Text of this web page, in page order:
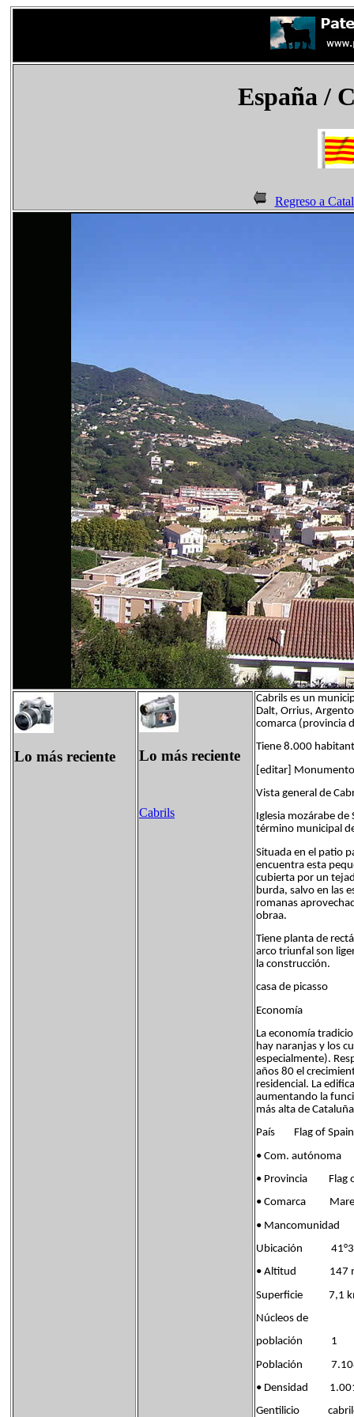
España/
Regreso a
Lo más reciente Lo más reciente
Cabrils
Cabrils es un
Dalt, Orrius,
comarca (provincia
Tiene 8.000
[editar]
Vista general de
Iglesia mozárabe
término municipal
Situada en el patio
encuentra esta
cubierta por un
burda, salvo en las
romanas
obraa.
Tiene planta de
arco triunfal son
la construcción.
casa de picasso
Economía
La economía
hay naranjas y los
especialmente).
años 80 el
residencial. La
aumentando la
más alta de
País Flag of
• Com. autónoma
• Provincia Flag of
• Comarca
•
Ubicación
• Altitud 147
Superficie 7,1
Núcleos de
población 1
Población 7.108
• Densidad
Gentilicio